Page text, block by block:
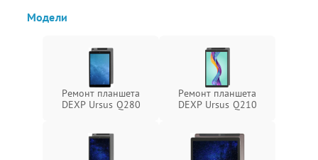
Модели
Ремонт планшета
DEXP Ursus Q280
Ремонт планшета
DEXP Ursus Q210